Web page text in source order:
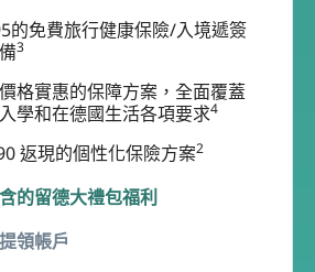
的免費旅行健康保險/入境遞簽
3
格實惠的保障方案，全面覆蓋
學和在德國生活各項要求4
返現的個性化保險方案2
的留德大禮包福利
領帳戶